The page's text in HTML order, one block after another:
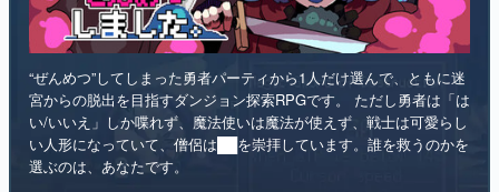
“ぜんめつ”してしまった勇者パーティから1人だけ選んで、ともに迷
宮からの脱出を目指すダンジョン探索RPGです。 ただし勇者は「は
い/いいえ」しか喋れず、魔法使いは魔法が使えず、戦士は可愛らし
い人形になっていて、僧侶は██を崇拝しています。誰を救うのかを
選ぶのは、あなたです。